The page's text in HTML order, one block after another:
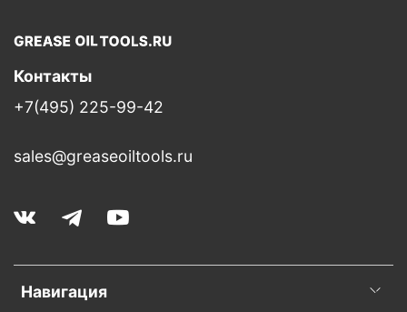
Навигация
Контакты
+7(495) 225-99-42
sales@greaseoiltools.ru